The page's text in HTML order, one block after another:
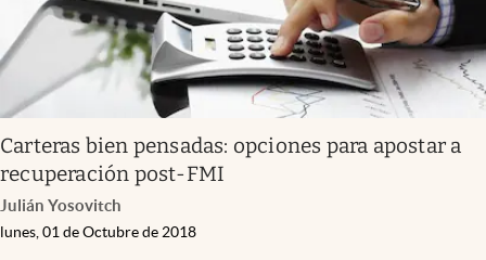
Carteras bien pensadas: opciones para apostar a
recuperación post-FMI
Julián Yosovitch
lunes, 01 de Octubre de 2018